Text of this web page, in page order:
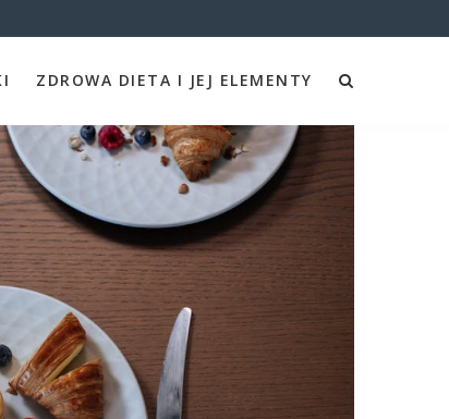
ZDROWA DIETA I JEJ ELEMENTY